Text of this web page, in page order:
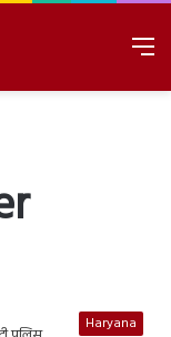
Haryana